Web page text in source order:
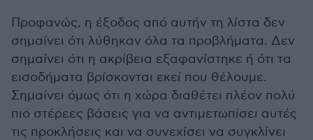
Προφανώς, η έξοδος από αυτήν τη λίστα δεν
σημαίνει ότι λύθηκαν όλα τα προβλήματα. Δεν
σημαίνει ότι η ακρίβεια εξαφανίστηκε ή ότι τα
εισοδήματα βρίσκονται εκεί που θέλουμε.
Σημαίνει όμως ότι η χώρα διαθέτει πλέον πολύ
πιο στέρεες βάσεις για να αντιμετωπίσει αυτές
τις προκλήσεις και να συνεχίσει να συγκλίνει